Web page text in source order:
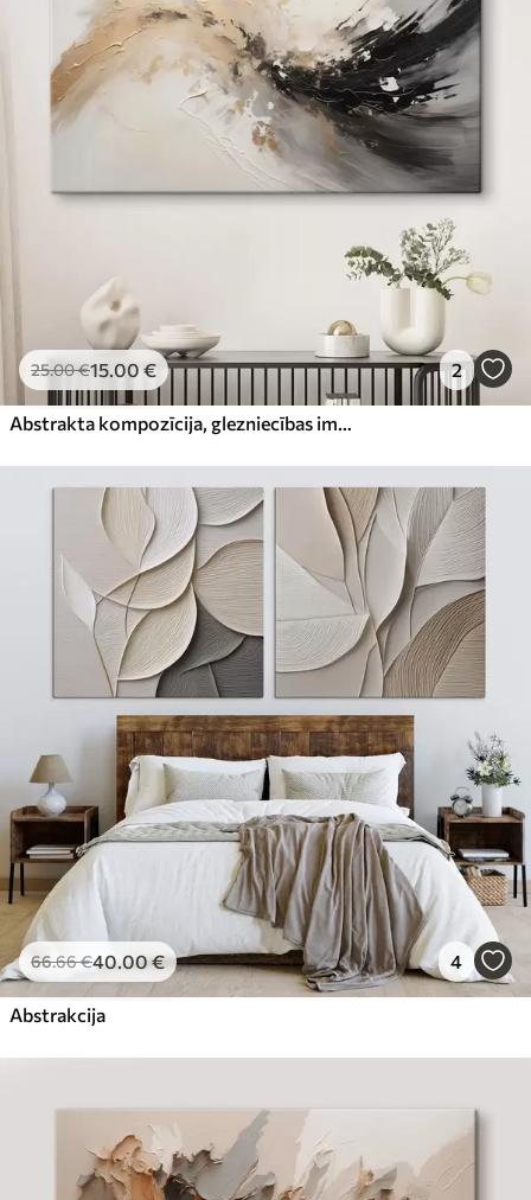
25.00€15.00 € 2
Abstrakta kompozīcija, glezniecības imitācija
66.66€40.00€ 4
Abstrakcija